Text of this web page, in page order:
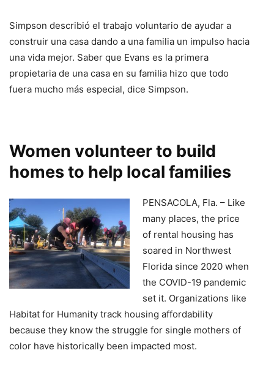
Simpson describió el trabajo voluntario de ayudar a
construir una casa dando a una familia un impulso hacia
una vida mejor. Saber que Evans es la primera
propietaria de una casa en su familia hizo que todo
fuera mucho más especial, dice Simpson.
Women volunteer to build
homes to help local families
PENSACOLA, Fla. – Like
many places, the price
of rental housing has
soared in Northwest
Florida since 2020 when
the COVID-19 pandemic
set it. Organizations like
Habitat for Humanity track housing affordability
because they know the struggle for single mothers of
color have historically been impacted most.